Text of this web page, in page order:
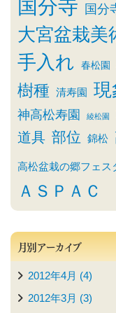
国分寺 国分
大宮盆栽美
手入れ 春松園
樹種 清寿園 現
神高松寿園 綾松園
道具 部位 錦松
高松盆栽の郷フェス
ＡＳＰＡＣ
月別アーカイブ
2012年4月 (4)
2012年3月 (3)